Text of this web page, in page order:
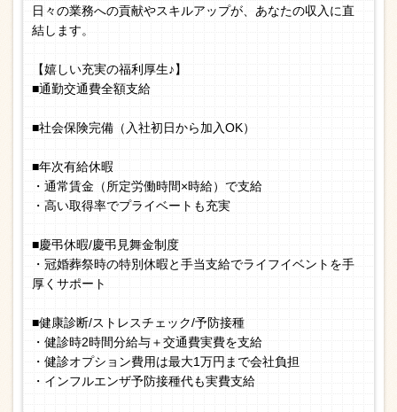
日々の業務への貢献やスキルアップが、あなたの収入に直
結します。
【嬉しい充実の福利厚生♪】
■通勤交通費全額支給
■社会保険完備（入社初日から加入OK）
■年次有給休暇
・通常賃金（所定労働時間×時給）で支給
・高い取得率でプライベートも充実
■慶弔休暇/慶弔見舞金制度
・冠婚葬祭時の特別休暇と手当支給でライフイベントを手
厚くサポート
■健康診断/ストレスチェック/予防接種
・健診時2時間分給与＋交通費実費を支給
・健診オプション費用は最大1万円まで会社負担
・インフルエンザ予防接種代も実費支給